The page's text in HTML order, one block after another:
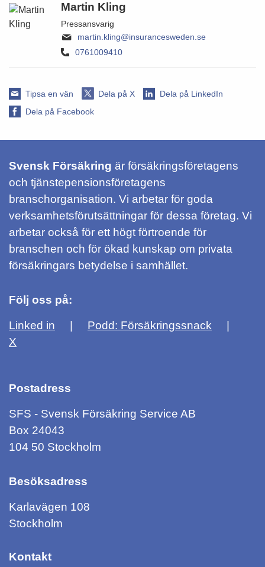
Martin Kling
Pressansvarig
martin.kling@insurancesweden.se
0761009410
Tipsa en vän Dela på X
Dela på LinkedIn
Dela på Facebook
Svensk Försäkring är försäkringsföretagens
och tjänstepensionsföretagens
branschorganisation. Vi arbetar för goda
verksamhetsförutsättningar för dessa företag. Vi
arbetar också för ett högt förtroende för
branschen och för ökad kunskap om privata
försäkringars betydelse i samhället.
Följ oss på:
Linked in
Podd: Försäkringssnack
X
Postadress
SFS - Svensk Försäkring Service AB
Box 24043
104 50 Stockholm
Besöksadress
Karlavägen 108
Stockholm
Kontakt